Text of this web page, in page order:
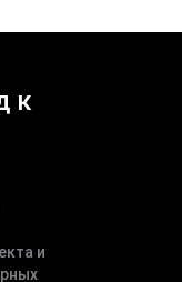
к
и